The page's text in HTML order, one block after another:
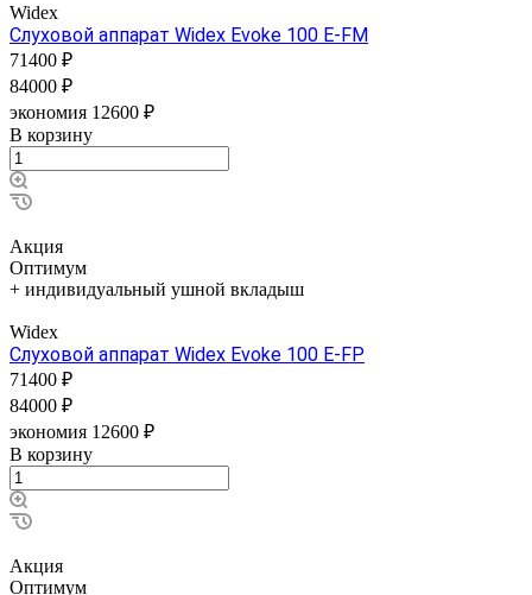
Widex
Слуховой аппарат Widex Evoke 100 E-FM
71400 ₽
84000 ₽
экономия 12600 ₽
В корзину
Акция
Оптимум
+ индивидуальный ушной вкладыш
Widex
Слуховой аппарат Widex Evoke 100 E-FP
71400 ₽
84000 ₽
экономия 12600 ₽
В корзину
Акция
Оптимум